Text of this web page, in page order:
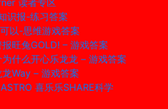
读者专区
识报-练习答案
以-思维游戏答案
旺兔GOLD! – 游戏答案
什么开心乐龙龙 – 游戏答案
Way – 游戏答案
喜乐乐SHARE科学